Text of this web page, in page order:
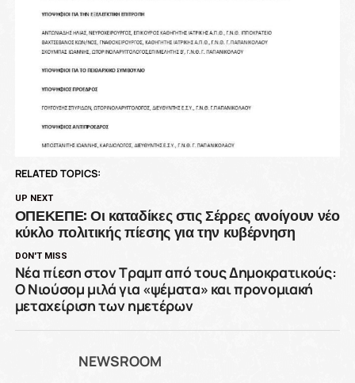
RELATED TOPICS:
UP NEXT
ΟΠΕΚΕΠΕ: Οι καταδίκες στις Σέρρες ανοίγουν νέο
κύκλο πολιτικής πίεσης για την κυβέρνηση
DON'T MISS
Νέα πίεση στον Τραμπ από τους Δημοκρατικούς:
Ο Νιούσομ μιλά για «ψέματα» και προνομιακή
μεταχείριση των ημετέρων
NEWSROOM